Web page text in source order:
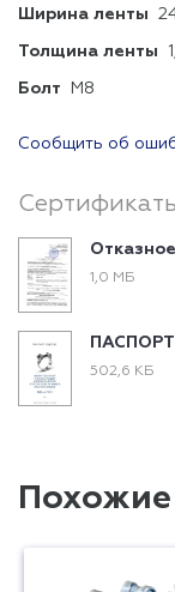
Ширина ленты
Толщина ленты
Болт М8
Сообщить об
1,0 МБ
ПАСПОРТ
502,6 КБ